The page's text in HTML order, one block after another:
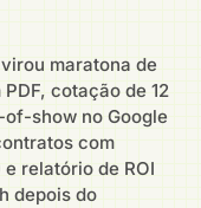
maratona de
cotação de 12
show no Google
com
relatório de ROI
depois do